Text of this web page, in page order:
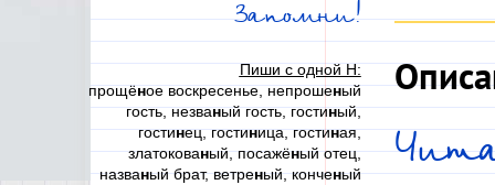
Запомни!
Пиши с одной Н:
прощёное воскресенье, непрошеный
гость, незваный гость, гостиный,
гостинец, гостиница, гостиная,
златокованый, посажёный отец,
названый брат, ветреный, конченый